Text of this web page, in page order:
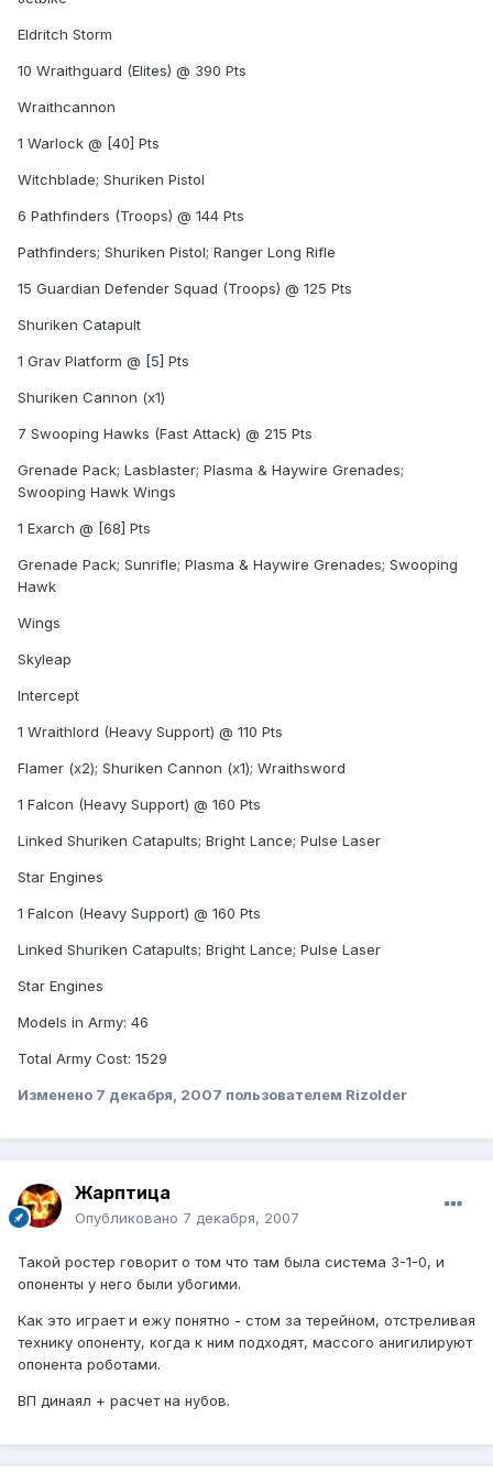
Eldritch Storm
10 Wraithguard (Elites) @ 390 Pts
Wraithcannon
1 Warlock @ [40] Pts
Witchblade; Shuriken Pistol
6 Pathfinders (Troops) @ 144 Pts
Pathfinders; Shuriken Pistol; Ranger Long Rifle
15 Guardian Defender Squad (Troops) @ 125 Pts
Shuriken Catapult
1 Grav Platform @ [5] Pts
Shuriken Cannon (x1)
7 Swooping Hawks (Fast Attack) @ 215 Pts
Grenade Pack; Lasblaster; Plasma & Haywire Grenades;
Swooping Hawk Wings
1 Exarch @ [68] Pts
Grenade Pack; Sunrifle; Plasma & Haywire Grenades; Swooping
Hawk
Wings
Skyleap
Intercept
1 Wraithlord (Heavy Support) @ 110 Pts
Flamer (x2); Shuriken Cannon (x1); Wraithsword
1 Falcon (Heavy Support) @ 160 Pts
Linked Shuriken Catapults; Bright Lance; Pulse Laser
Star Engines
1 Falcon (Heavy Support) @ 160 Pts
Linked Shuriken Catapults; Bright Lance; Pulse Laser
Star Engines
Models in Army: 46
Total Army Cost: 1529
Изменено 7 декабря, 2007 пользователем Rizolder
Жарптица
Опубликовано 7 декабря, 2007
Такой ростер говорит о том что там была система 3-1-0, и
опоненты у него были убогими.
Как это играет и ежу понятно - стом за терейном, отстреливая
технику опоненту, когда к ним подходят, массого анигилируют
опонента роботами.
ВП динаял + расчет на нубов.